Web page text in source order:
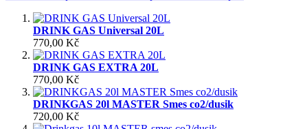
DRINK GAS Universal 20L
770,00 Kč
DRINK GAS EXTRA 20L
770,00 Kč
DRINKGAS 20l MASTER Smes co2/dusik
720,00 Kč